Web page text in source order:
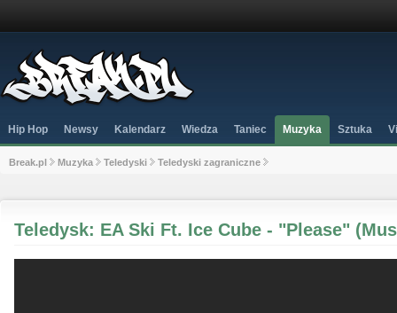
Hip Hop Newsy Kalendarz Wiedza Taniec Muzyka Sztuka
Break.pl Muzyka Teledyski Teledyski zagraniczne
Teledysk: EA Ski Ft. Ice Cube - "Please"